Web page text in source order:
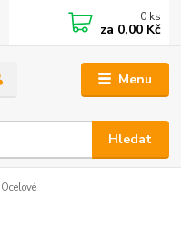
Menu
Hledat
0 ks
za 0,00 Kč
Ocelové